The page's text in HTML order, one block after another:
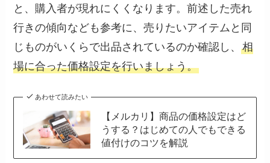
と、購入者が現れにくくなります。前述した売れ
行きの傾向なども参考に、売りたいアイテムと同
じものがいくらで出品されているのか確認し、相
場に合った価格設定を行いましょう。
あわせて読みたい
【メルカリ】商品の価格設定はど
うする？はじめての人でもできる
値付けのコツを解説